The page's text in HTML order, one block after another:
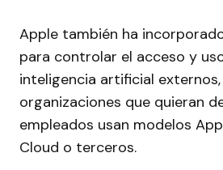
Apple también ha
para controlar el acceso y
inteligencia artificial
organizaciones que quieran
empleados usan modelos
Cloud o terceros.